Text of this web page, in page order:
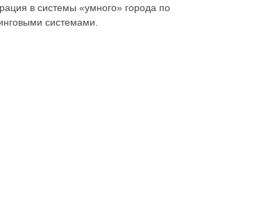
в системы «умного» города по
системами.